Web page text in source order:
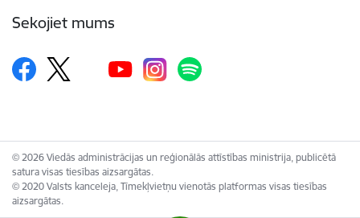
Sekojiet mums
© 2026 Viedās administrācijas un reģionālās attīstības ministrija, publicētā
satura visas tiesības aizsargātas.
© 2020 Valsts kanceleja, Tīmekļvietņu vienotās platformas visas tiesības
aizsargātas.